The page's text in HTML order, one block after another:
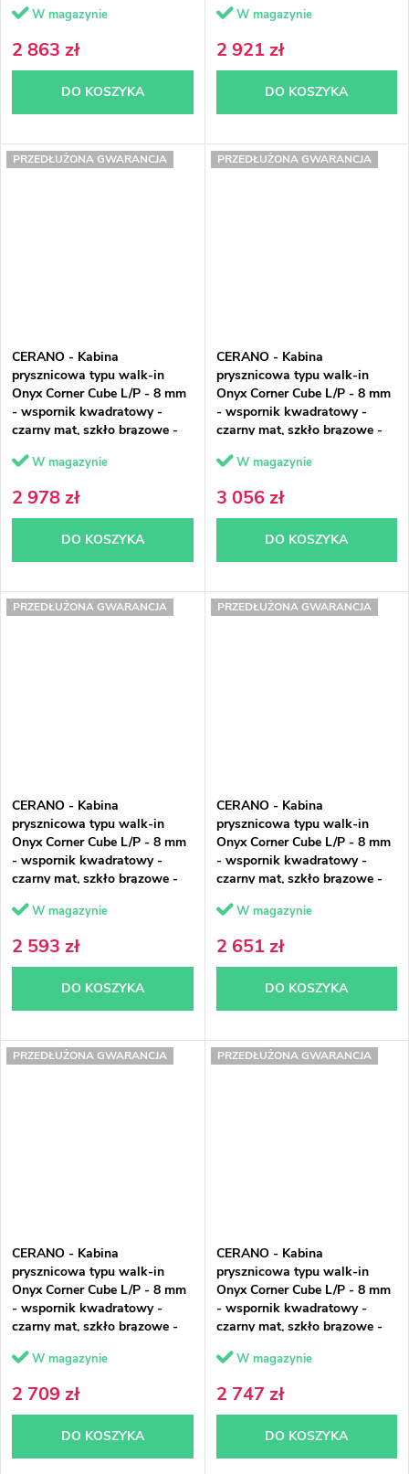
W magazynie
2 863 zł
DO KOSZYKA
W magazynie
2 921 zł
DO KOSZYKA
PRZEDŁUŻONA GWARANCJA
CERANO - Kabina
prysznicowa typu walk-in
Onyx Corner Cube L/P - 8 mm
- wspornik kwadratowy -
czarny mat, szkło brązowe -
W magazynie
2 978 zł
DO KOSZYKA
PRZEDŁUŻONA GWARANCJA
CERANO - Kabina
prysznicowa typu walk-in
Onyx Corner Cube L/P - 8 mm
- wspornik kwadratowy -
czarny mat, szkło brązowe -
W magazynie
3 056 zł
DO KOSZYKA
PRZEDŁUŻONA GWARANCJA
CERANO - Kabina
prysznicowa typu walk-in
Onyx Corner Cube L/P - 8 mm
- wspornik kwadratowy -
czarny mat, szkło brązowe -
W magazynie
2 593 zł
DO KOSZYKA
PRZEDŁUŻONA GWARANCJA
CERANO - Kabina
prysznicowa typu walk-in
Onyx Corner Cube L/P - 8 mm
- wspornik kwadratowy -
czarny mat, szkło brązowe -
W magazynie
2 651 zł
DO KOSZYKA
PRZEDŁUŻONA GWARANCJA
CERANO - Kabina
prysznicowa typu walk-in
Onyx Corner Cube L/P - 8 mm
- wspornik kwadratowy -
czarny mat, szkło brązowe -
W magazynie
2 709 zł
DO KOSZYKA
PRZEDŁUŻONA GWARANCJA
CERANO - Kabina
prysznicowa typu walk-in
Onyx Corner Cube L/P - 8 mm
- wspornik kwadratowy -
czarny mat, szkło brązowe -
W magazynie
2 747 zł
DO KOSZYKA